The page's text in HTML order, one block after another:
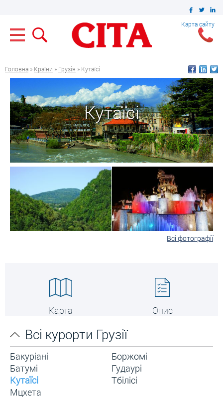
Карта сайту
Головна » Країни » Грузія » Кутаїсі
Кутаїсі
Всі фотографії
Карта Опис
Всі курорти Грузії
Бакуріані
Батумі
Боржомі
Гудаурі
Кутаїсі
Мцхета
Тбілісі